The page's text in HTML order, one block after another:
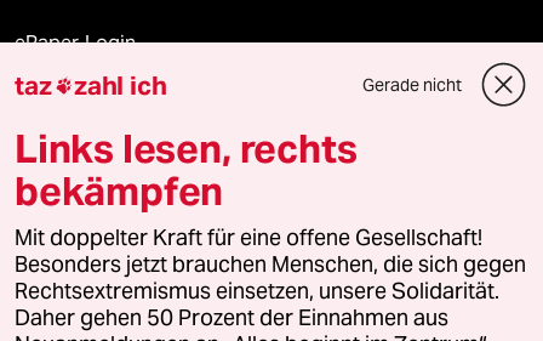
ePaper Login
Downloads für Abonnierende
© 2026 taz Verlags und Vertriebs GmbH
Alle Rechte vorbehalten. Bei rechtlichen Fragen oder für Genehmigungen
wenden Sie sich bitte an lizenzen@taz.de
Feedback Redaktionsstatut Kommune-Richtlinien
taz zahl ich Gerade nicht
Links lesen, rechts
bekämpfen
Mit doppelter Kraft für eine offene Gesellschaft!
Besonders jetzt brauchen Menschen, die sich gegen
Rechtsextremismus einsetzen, unsere Solidarität.
Daher gehen 50 Prozent der Einnahmen aus